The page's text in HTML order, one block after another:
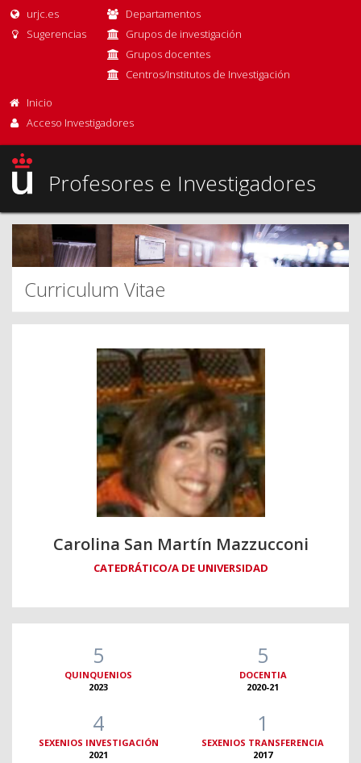
urjc.es
Sugerencias
Departamentos
Grupos de investigación
Grupos docentes
Centros/Institutos de Investigación
Inicio
Acceso Investigadores
Profesores e Investigadores
Curriculum Vitae
Carolina San Martín Mazzucconi
CATEDRÁTICO/A DE UNIVERSIDAD
5
QUINQUENIOS
2023
5
DOCENTIA
2020-21
4
SEXENIOS INVESTIGACIÓN
2021
1
SEXENIOS TRANSFERENCIA
2017